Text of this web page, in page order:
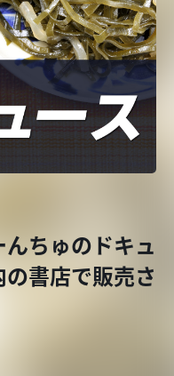
ちゅのドキュ
書店で販売さ